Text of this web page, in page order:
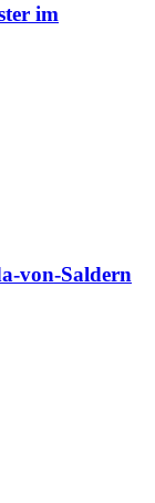
im
von-Saldern